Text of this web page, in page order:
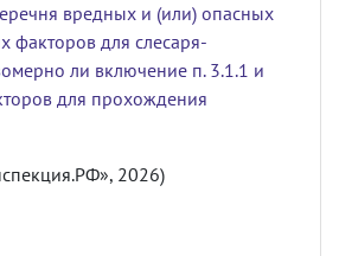
вредных и (или) опасных
факторов для слесаря-
ли включение п. 3.1.1 и
для прохождения
2026)